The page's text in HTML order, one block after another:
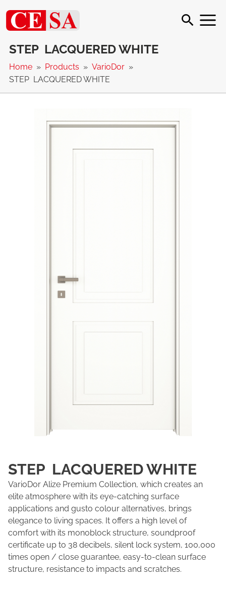
STEP LACQUERED WHITE
Home Products
VarioDor
STEP LACQUERED WHITE
STEP LACQUERED WHITE
VarioDor Alize Premium Collection, which creates an
elite atmosphere with its eye-catching surface
applications and gusto colour alternatives, brings
elegance to living spaces. It offers a high level of
comfort with its monoblock structure, soundproof
certificate up to 38 decibels, silent lock system, 100,000
times open / close guarantee, easy-to-clean surface
structure, resistance to impacts and scratches.